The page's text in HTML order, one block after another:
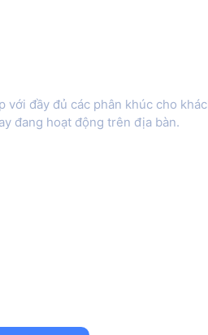
đầy đủ các phân khúc cho
đang hoạt động trên địa bàn.